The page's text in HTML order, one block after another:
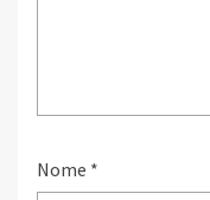
Nome *